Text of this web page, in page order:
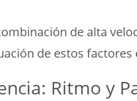
de alta
de estos
Ritmo y